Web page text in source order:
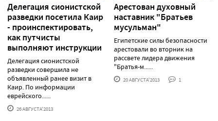
Делегация сионистской
разведки посетила Каир
- проинспектировать,
как путчисты
выполняют инструкции
Делегация сионистской
разведки совершила не
объявленный ранее визит в
Каир. По информации
еврейского......
26 АВГУСТА'2013
Арестован духовный
наставник "Братьев
мусульман"
Египетские силы безопасности
арестовали во вторник на
рассвете лидера движения
"Братья-м......
20 АВГУСТА'2013 1